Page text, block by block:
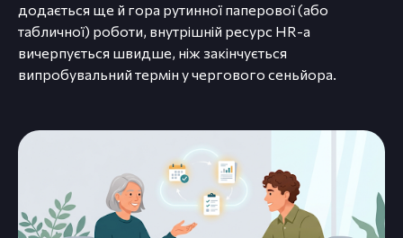
додається ще й гора рутинної паперової (або
табличної) роботи, внутрішній ресурс HR-а
вичерпується швидше, ніж закінчується
випробувальний термін у чергового сеньйора.